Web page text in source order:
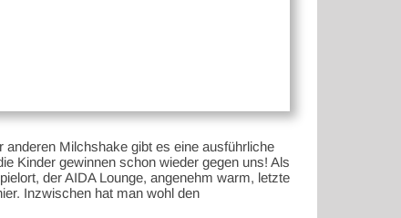
Milchshake gibt es eine ausführliche
Kinder gewinnen schon wieder gegen uns! Als
der AIDA Lounge, angenehm warm, letzte
Inzwischen hat man wohl den